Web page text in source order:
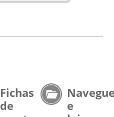
Fichas
de
e